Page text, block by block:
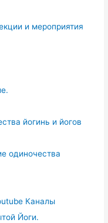
и мероприятия
йогинь и йогов
одиночества
Каналы
Йоги.